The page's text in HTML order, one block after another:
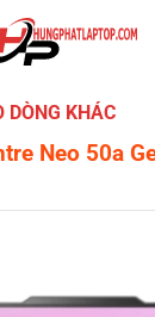
DÒNG KHÁC
Neo 50a